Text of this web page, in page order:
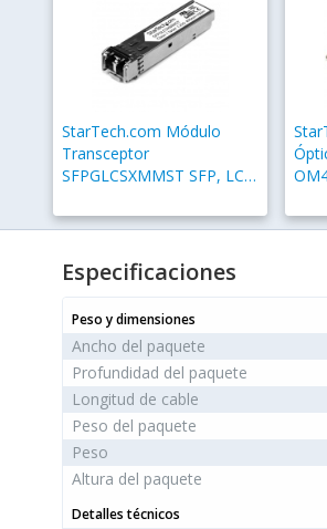
StarTech.com Módulo
Transceptor
SFPGLCSXMMST SFP, LC,
850nm
Especificaciones
Peso y dimensiones
Ancho del paquete
Profundidad del paquete
Longitud de cable
Peso del paquete
Peso
Altura del paquete
Detalles técnicos